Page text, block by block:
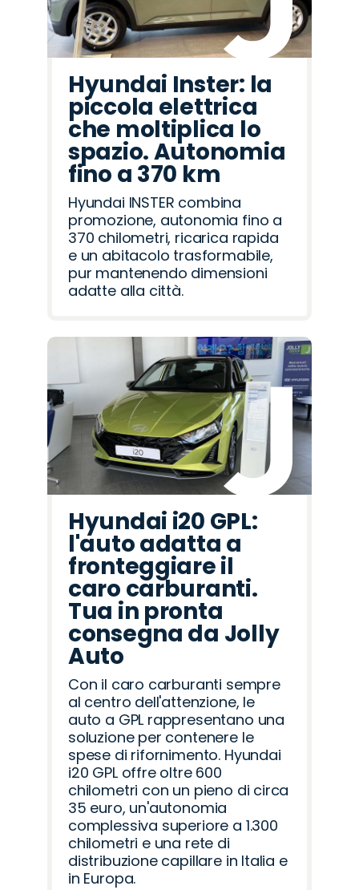
Hyundai Inster: la
piccola elettrica
che moltiplica lo
spazio. Autonomia
fino a 370 km
Hyundai INSTER combina
promozione, autonomia fino a
370 chilometri, ricarica rapida
e un abitacolo trasformabile,
pur mantenendo dimensioni
adatte alla città.
Hyundai i20 GPL:
l'auto adatta a
fronteggiare il
caro carburanti.
Tua in pronta
consegna da Jolly
Auto
Con il caro carburanti sempre
al centro dell'attenzione, le
auto a GPL rappresentano una
soluzione per contenere le
spese di rifornimento. Hyundai
i20 GPL offre oltre 600
chilometri con un pieno di circa
35 euro, un'autonomia
complessiva superiore a 1.300
chilometri e una rete di
distribuzione capillare in Italia e
in Europa.